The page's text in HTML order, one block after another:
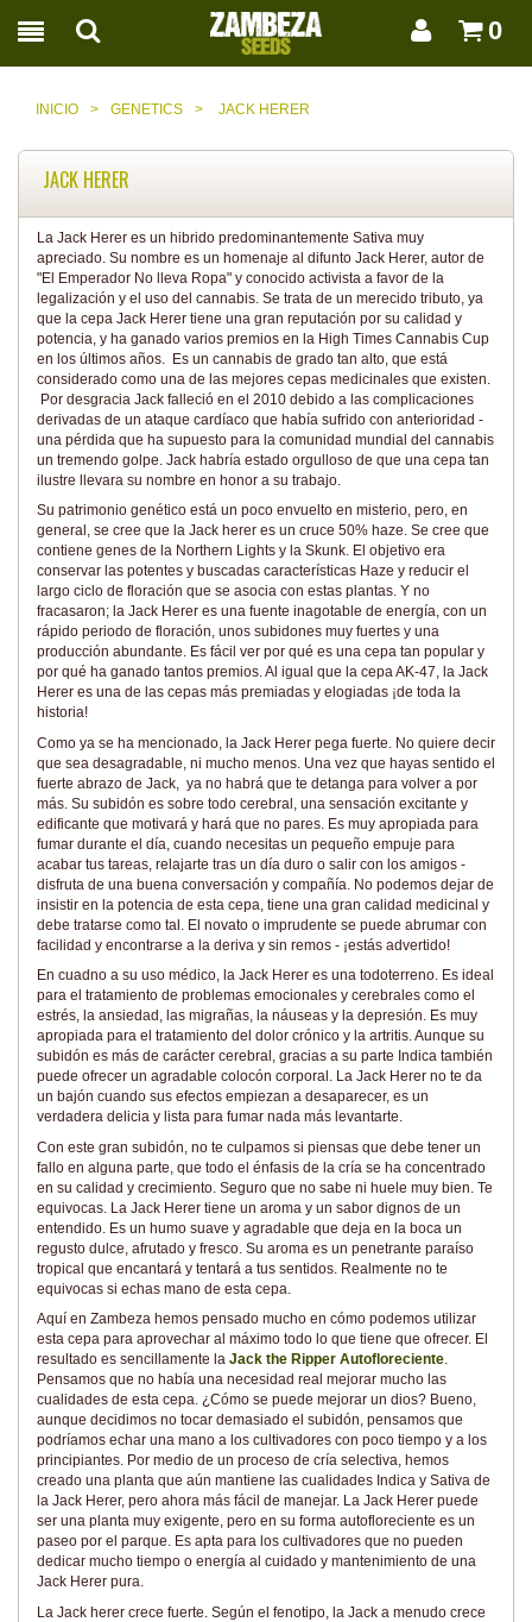
0
INICIO > GENETICS > JACK HERER
JACK HERER
La Jack Herer es un hibrido predominantemente Sativa muy
apreciado. Su nombre es un homenaje al difunto Jack Herer, autor de
"El Emperador No lleva Ropa" y conocido activista a favor de la
legalización y el uso del cannabis. Se trata de un merecido tributo, ya
que la cepa Jack Herer tiene una gran reputación por su calidad y
potencia, y ha ganado varios premios en la High Times Cannabis Cup
en los últimos años. Es un cannabis de grado tan alto, que está
considerado como una de las mejores cepas medicinales que existen.
Por desgracia Jack falleció en el 2010 debido a las complicaciones
derivadas de un ataque cardíaco que había sufrido con anterioridad -
una pérdida que ha supuesto para la comunidad mundial del cannabis
un tremendo golpe. Jack habría estado orgulloso de que una cepa tan
ilustre llevara su nombre en honor a su trabajo.
Su patrimonio genético está un poco envuelto en misterio, pero, en
general, se cree que la Jack herer es un cruce 50% haze. Se cree que
contiene genes de la Northern Lights y la Skunk. El objetivo era
conservar las potentes y buscadas características Haze y reducir el
largo ciclo de floración que se asocia con estas plantas. Y no
fracasaron; la Jack Herer es una fuente inagotable de energía, con un
rápido periodo de floración, unos subidones muy fuertes y una
producción abundante. Es fácil ver por qué es una cepa tan popular y
por qué ha ganado tantos premios. Al igual que la cepa AK-47, la Jack
Herer es una de las cepas más premiadas y elogiadas ¡de toda la
historia!
Como ya se ha mencionado, la Jack Herer pega fuerte. No quiere decir
que sea desagradable, ni mucho menos. Una vez que hayas sentido el
fuerte abrazo de Jack, ya no habrá que te detanga para volver a por
más. Su subidón es sobre todo cerebral, una sensación excitante y
edificante que motivará y hará que no pares. Es muy apropiada para
fumar durante el día, cuando necesitas un pequeño empuje para
acabar tus tareas, relajarte tras un día duro o salir con los amigos -
disfruta de una buena conversación y compañía. No podemos dejar de
insistir en la potencia de esta cepa, tiene una gran calidad medicinal y
debe tratarse como tal. El novato o imprudente se puede abrumar con
facilidad y encontrarse a la deriva y sin remos - ¡estás advertido!
En cuadno a su uso médico, la Jack Herer es una todoterreno. Es ideal
para el tratamiento de problemas emocionales y cerebrales como el
estrés, la ansiedad, las migrañas, la náuseas y la depresión. Es muy
apropiada para el tratamiento del dolor crónico y la artritis. Aunque su
subidón es más de carácter cerebral, gracias a su parte Indica también
puede ofrecer un agradable colocón corporal. La Jack Herer no te da
un bajón cuando sus efectos empiezan a desaparecer, es un
verdadera delicia y lista para fumar nada más levantarte.
Con este gran subidón, no te culpamos si piensas que debe tener un
fallo en alguna parte, que todo el énfasis de la cría se ha concentrado
en su calidad y crecimiento. Seguro que no sabe ni huele muy bien. Te
equivocas. La Jack Herer tiene un aroma y un sabor dignos de un
entendido. Es un humo suave y agradable que deja en la boca un
regusto dulce, afrutado y fresco. Su aroma es un penetrante paraíso
tropical que encantará y tentará a tus sentidos. Realmente no te
equivocas si echas mano de esta cepa.
Aquí en Zambeza hemos pensado mucho en cómo podemos utilizar
esta cepa para aprovechar al máximo todo lo que tiene que ofrecer. El
resultado es sencillamente la Jack the Ripper Autofloreciente.
Pensamos que no había una necesidad real mejorar mucho las
cualidades de esta cepa. ¿Cómo se puede mejorar un dios? Bueno,
aunque decidimos no tocar demasiado el subidón, pensamos que
podríamos echar una mano a los cultivadores con poco tiempo y a los
principiantes. Por medio de un proceso de cría selectiva, hemos
creado una planta que aún mantiene las cualidades Indica y Sativa de
la Jack Herer, pero ahora más fácil de manejar. La Jack Herer puede
ser una planta muy exigente, pero en su forma autofloreciente es un
paseo por el parque. Es apta para los cultivadores que no pueden
dedicar mucho tiempo o energía al cuidado y mantenimiento de una
Jack Herer pura.
La Jack herer crece fuerte. Según el fenotipo, la Jack a menudo crece